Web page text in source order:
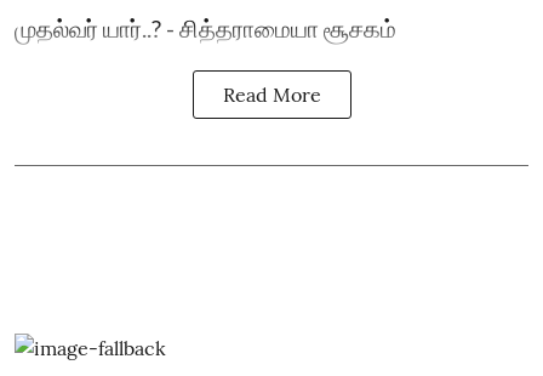
முதல்வர் யார்..? - சித்தராமையா சூசகம்
Read More